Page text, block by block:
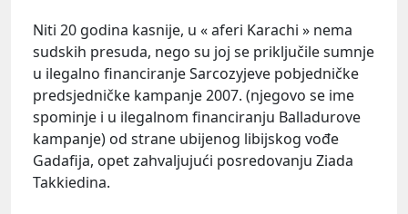
Niti 20 godina kasnije, u « aferi Karachi » nema
sudskih presuda, nego su joj se priključile sumnje
u ilegalno financiranje Sarcozyjeve pobjedničke
predsjedničke kampanje 2007. (njegovo se ime
spominje i u ilegalnom financiranju Balladurove
kampanje) od strane ubijenog libijskog vođe
Gadafija, opet zahvaljujući posredovanju Ziada
Takkiedina.